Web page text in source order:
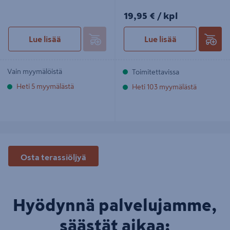
Lue lisää
Vain myymälöistä
Heti 5 myymälästä
19,95€/kpl
19,95 € / kpl
Lue lisää
Toimitettavissa
Heti 103 myymälästä
Osta terassiöljyä
Hyödynnä palvelujamme,
säästät aikaa: